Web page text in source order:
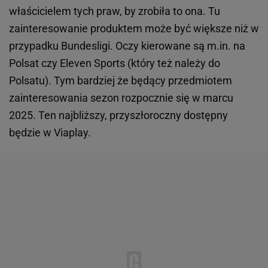
właścicielem tych praw, by zrobiła to ona. Tu
zainteresowanie produktem może być większe niż w
przypadku Bundesligi. Oczy kierowane są m.in. na
Polsat czy Eleven Sports (który też należy do
Polsatu). Tym bardziej że będący przedmiotem
zainteresowania sezon rozpocznie się w marcu
2025. Ten najbliższy, przyszłoroczny dostępny
będzie w Viaplay.